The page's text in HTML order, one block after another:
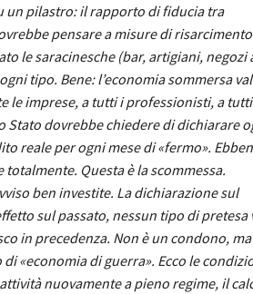
un pilastro: il rapporto di fiducia tra
pensare a misure di risarcimento
le saracinesche (bar, artigiani, negozi
tipo. Bene: l’economia sommersa
le imprese, a tutti i professionisti, a
dovrebbe chiedere di dichiarare
reale per ogni mese di «fermo».
Questa è la scommessa.
ben investite. La dichiarazione sul
sul passato, nessun tipo di pretesa
in precedenza. Non è un condono,
«economia di guerra». Ecco le
nuovamente a pieno regime, il